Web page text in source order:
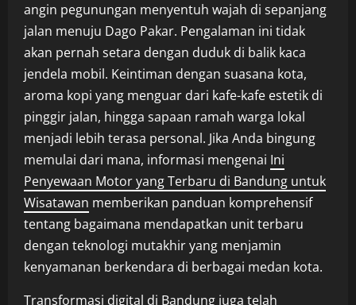
angin pegunungan menyentuh wajah di sepanjang
jalan menuju Dago Pakar. Pengalaman ini tidak
akan pernah setara dengan duduk di balik kaca
jendela mobil. Keintiman dengan suasana kota,
aroma kopi yang menguar dari kafe-kafe estetik di
pinggir jalan, hingga sapaan ramah warga lokal
menjadi lebih terasa personal. Jika Anda bingung
memulai dari mana, informasi mengenai Ini
Penyewaan Motor yang Terbaru di Bandung untuk
Wisatawan memberikan panduan komprehensif
tentang bagaimana mendapatkan unit terbaru
dengan teknologi mutakhir yang menjamin
kenyamanan berkendara di berbagai medan kota.
Transformasi digital di Bandung juga telah